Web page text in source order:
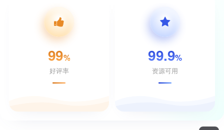
99%
好评率
99.9%
资源可用